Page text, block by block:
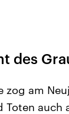
des
zog am
Toten auch